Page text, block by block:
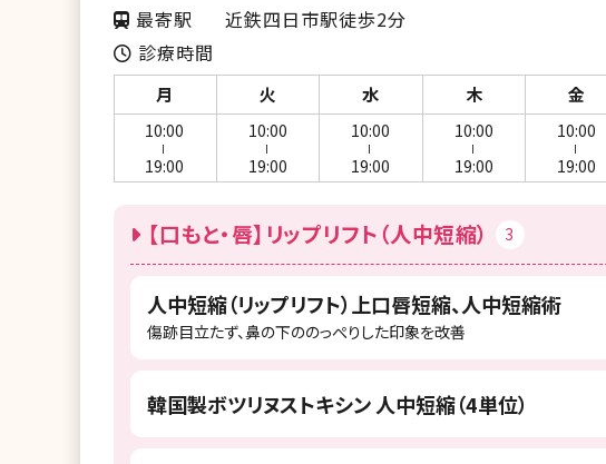
最寄駅
近鉄四日市駅徒歩2分
診療時間
月 火 水 木 金
10:00
19:00
10:00
19:00
10:00
19:00
10:00
19:00
10:00
19:00
【口もと・唇】リップリフト（人中短縮） 3
人中短縮（リップリフト）上口唇短縮、人中短縮術
傷跡目立たず、鼻の下ののっぺりした印象を改善
韓国製ボツリヌストキシン 人中短縮（4単位）